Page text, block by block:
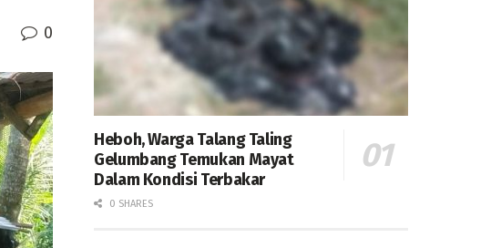
0
Heboh, Warga Talang Taling
Gelumbang Temukan Mayat
Dalam Kondisi Terbakar
0 SHARES